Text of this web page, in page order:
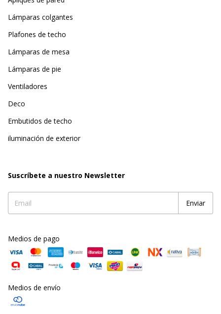
Lámparas colgantes
Plafones de techo
Lámparas de mesa
Lámparas de pie
Ventiladores
Deco
Embutidos de techo
iluminación de exterior
Suscríbete a nuestro Newsletter
Medios de pago
Medios de envío